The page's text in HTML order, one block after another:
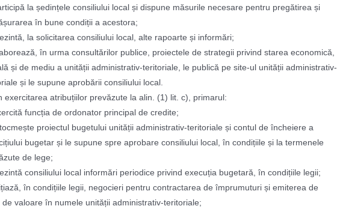
la ședințele consiliului local și dispune măsurile necesare pentru pregătirea și
în bune condiții a acestora;
la solicitarea consiliului local, alte rapoarte și informări;
în urma consultărilor publice, proiectele de strategii privind starea economică,
și de mediu a unității administrativ-teritoriale, le publică pe site-ul unității administrativ-
și le supune aprobării consiliului local.
exercitarea atribuțiilor prevăzute la alin. (1) lit. c), primarul:
funcția de ordonator principal de credite;
proiectul bugetului unității administrativ-teritoriale și contul de încheiere a
bugetar și le supune spre aprobare consiliului local, în condițiile și la termenele
de lege;
consiliului local informări periodice privind execuția bugetară, în condițiile legii;
în condițiile legii, negocieri pentru contractarea de împrumuturi și emiterea de
de valoare în numele unității administrativ-teritoriale;